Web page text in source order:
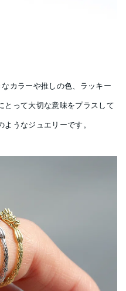
カラーや推しの色、ラッキー
とって大切な意味をプラスして
うなジュエリーです。